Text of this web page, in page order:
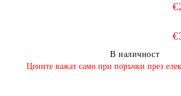
В наличност
​Цените важат само при поръчки през